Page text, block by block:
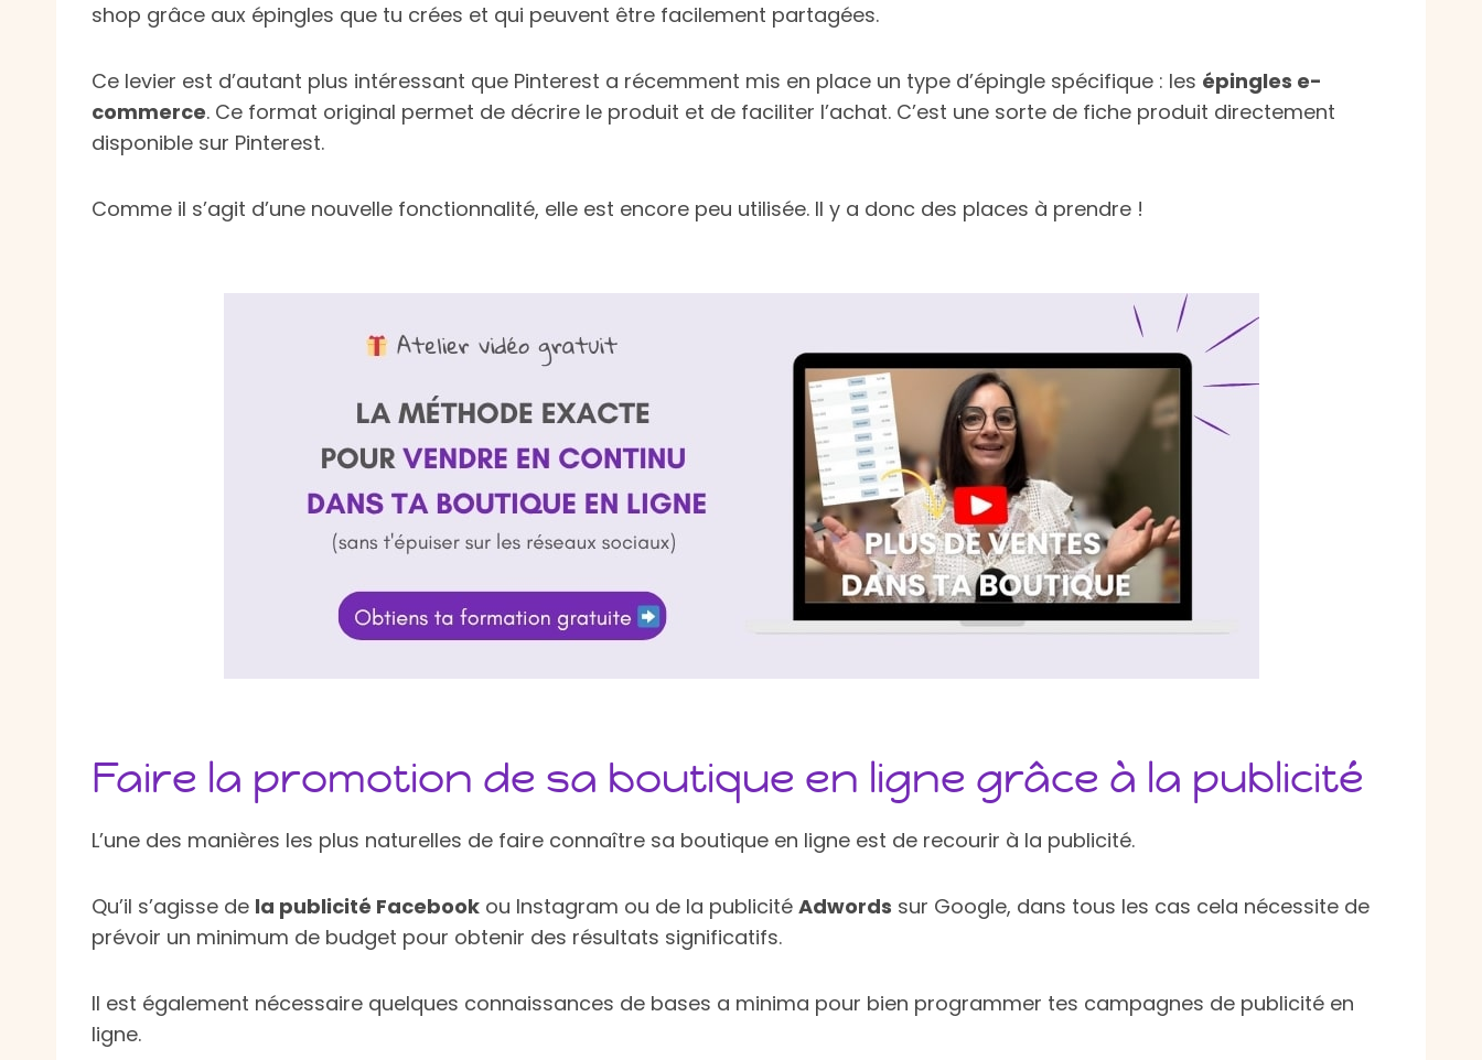
shop grâce aux épingles que tu crées et qui peuvent être facilement partagées.
Ce levier est d’autant plus intéressant que Pinterest a récemment mis en place un type d’épingle spécifique : les épingles e-
commerce. Ce format original permet de décrire le produit et de faciliter l’achat. C’est une sorte de fiche produit directement
disponible sur Pinterest.
Comme il s’agit d’une nouvelle fonctionnalité, elle est encore peu utilisée. Il y a donc des places à prendre !
Faire la promotion de sa boutique en ligne grâce à la publicité
L’une des manières les plus naturelles de faire connaître sa boutique en ligne est de recourir à la publicité.
Qu’il s’agisse de la publicité Facebook ou Instagram ou de la publicité Adwords sur Google, dans tous les cas cela nécessite de
prévoir un minimum de budget pour obtenir des résultats significatifs.
Il est également nécessaire quelques connaissances de bases a minima pour bien programmer tes campagnes de publicité en
ligne.